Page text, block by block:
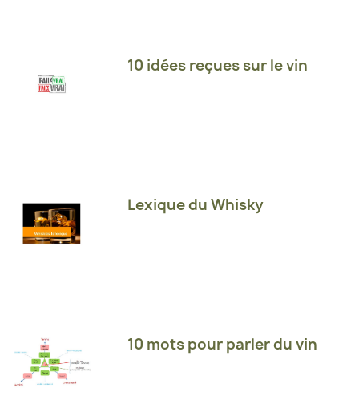
10 idées reçues sur le vin
Lexique du Whisky
10 mots pour parler du vin